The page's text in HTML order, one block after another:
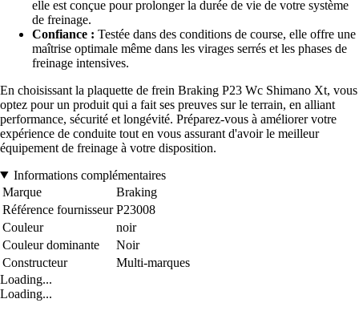
elle est conçue pour prolonger la durée de vie de votre système
de freinage.
Confiance : Testée dans des conditions de course, elle offre une
maîtrise optimale même dans les virages serrés et les phases de
freinage intensives.
En choisissant la plaquette de frein Braking P23 Wc Shimano Xt, vous
optez pour un produit qui a fait ses preuves sur le terrain, en alliant
performance, sécurité et longévité. Préparez-vous à améliorer votre
expérience de conduite tout en vous assurant d'avoir le meilleur
équipement de freinage à votre disposition.
Informations complémentaires
Marque
Braking
Référence fournisseur P23008
Couleur
noir
Couleur dominante
Noir
Constructeur
Multi-marques
Loading...
Loading...